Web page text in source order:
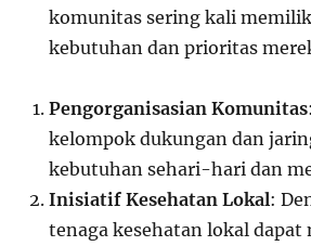
komunitas sering kali
kebutuhan dan prioritas
Pengorganisasian Komunitas
kelompok dukungan dan
kebutuhan sehari-hari dan
Inisiatif Kesehatan Lokal:
tenaga kesehatan lokal